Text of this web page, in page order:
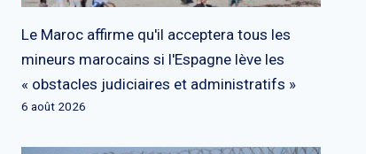
Le Maroc affirme qu'il acceptera tous les
mineurs marocains si l'Espagne lève les
« obstacles judiciaires et administratifs »
6 août 2026